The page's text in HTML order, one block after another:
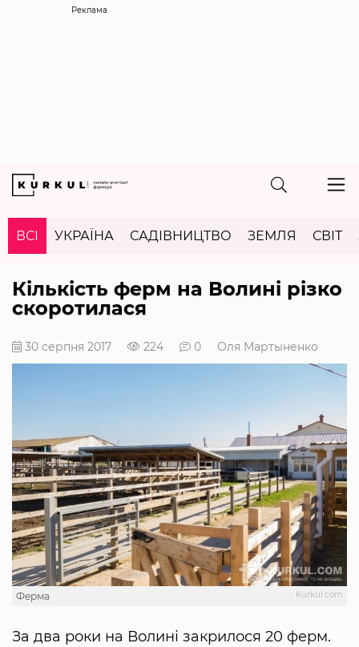
Реклама
ВСІ УКРАЇНА САДІВНИЦТВО ЗЕМЛЯ СВІТ
Кількість ферм на Волині різко
скоротилася
30 серпня 2017 224 0 Оля Мартыненко
Kurkul.com
Ферма
За два роки на Волині закрилося 20 ферм.